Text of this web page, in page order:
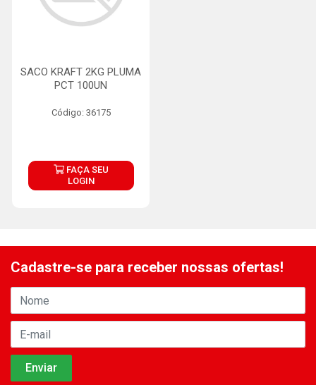
SACO KRAFT 2KG PLUMA
PCT 100UN
Código: 36175
FAÇA SEU
LOGIN
Cadastre-se para receber nossas ofertas!